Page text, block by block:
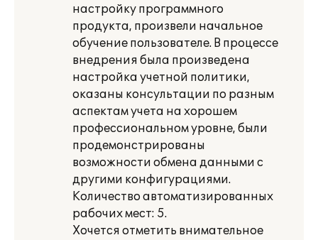
настройку программного
продукта, произвели начальное
обучение пользователе. В процессе
внедрения была произведена
настройка учетной политики,
оказаны консультации по разным
аспектам учета на хорошем
профессиональном уровне, были
продемонстрированы
возможности обмена данными с
другими конфигурациями.
Количество автоматизированных
рабочих мест: 5.
Хочется отметить внимательное